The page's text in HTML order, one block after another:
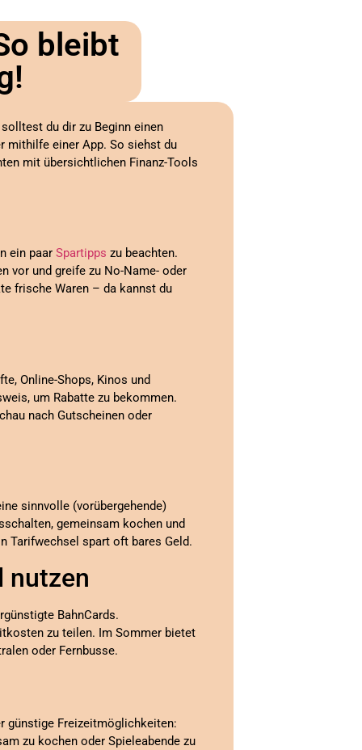
bleibt
du dir zu Beginn einen
mithilfe einer App. So siehst du
mit übersichtlichen Finanz-Tools
ein paar Spartipps zu beachten.
vor und greife zu No-Name- oder
frische Waren – da kannst du
Online-Shops, Kinos und
um Rabatte zu bekommen.
nach Gutscheinen oder
sinnvolle (vorübergehende)
gemeinsam kochen und
Tarifwechsel spart oft bares Geld.
nutzen
BahnCards.
zu teilen. Im Sommer bietet
oder Fernbusse.
günstige Freizeitmöglichkeiten:
zu kochen oder Spieleabende zu